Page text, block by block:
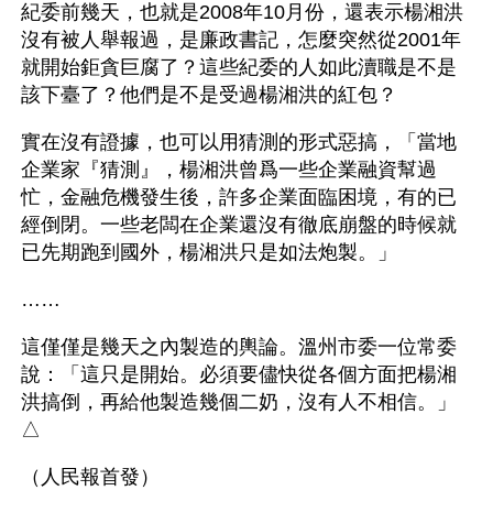
紀委前幾天，也就是2008年10月份，還表示楊湘洪
沒有被人舉報過，是廉政書記，怎麼突然從2001年
就開始鉅貪巨腐了？這些紀委的人如此瀆職是不是
該下臺了？他們是不是受過楊湘洪的紅包？
實在沒有證據，也可以用猜測的形式惡搞，「當地
企業家『猜測』，楊湘洪曾爲一些企業融資幫過
忙，金融危機發生後，許多企業面臨困境，有的已
經倒閉。一些老闆在企業還沒有徹底崩盤的時候就
已先期跑到國外，楊湘洪只是如法炮製。」
……
這僅僅是幾天之內製造的輿論。溫州市委一位常委
說：「這只是開始。必須要儘快從各個方面把楊湘
洪搞倒，再給他製造幾個二奶，沒有人不相信。」
△
（人民報首發）